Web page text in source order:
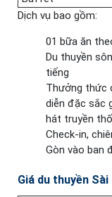
Dịch vụ bao gồm:
01 bữa ăn
Du thuyền
tiếng
Thưởng thức
diễn đặc sắc
hát truyền
Check-in,
Gòn vào ban
Giá du thuyền